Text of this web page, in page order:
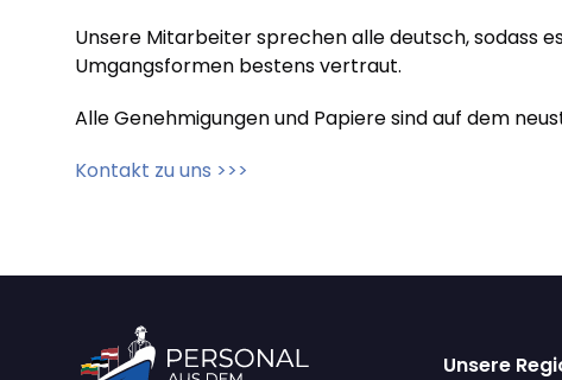
Unsere Mitarbeiter sprechen alle deutsch, sodass
Umgangsformen bestens vertraut.
Alle Genehmigungen und Papiere sind auf dem
Kontakt zu uns >>>
Unsere